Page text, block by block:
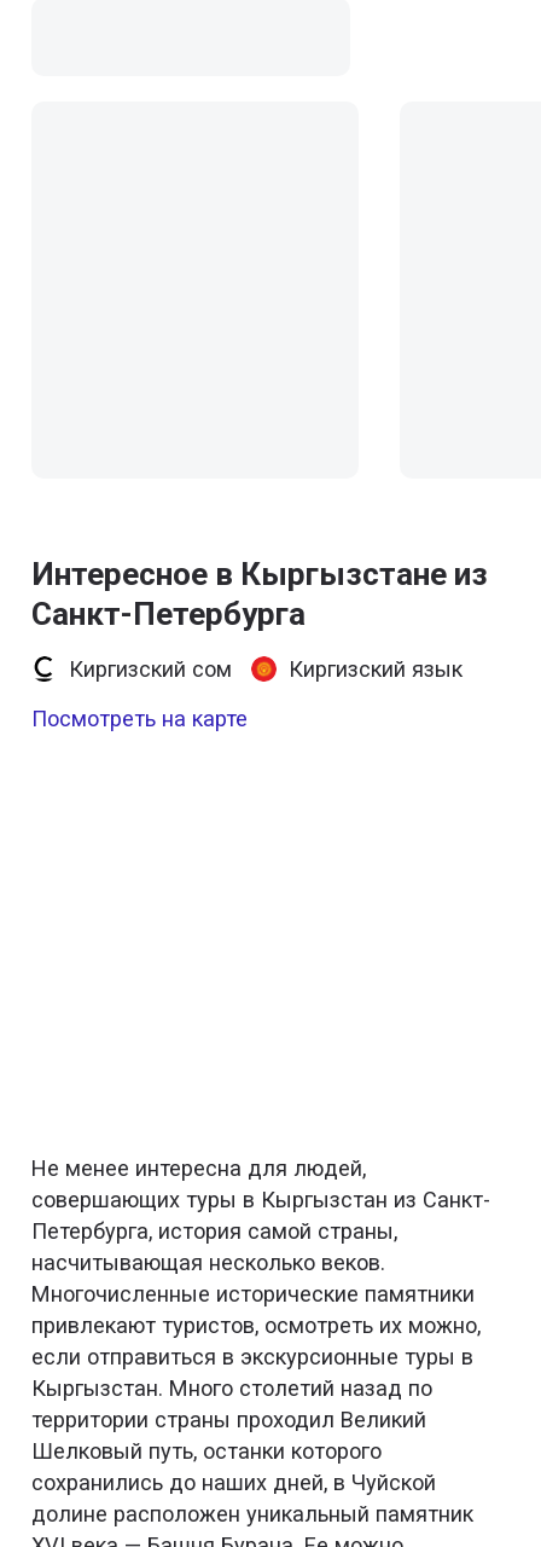
Интересное в Кыргызстане из
Санкт-Петербурга
Киргизский сом
Киргизский язык
Посмотреть на карте
Не менее интересна для людей,
совершающих туры в Кыргызстан из Санкт-
Петербурга, история самой страны,
насчитывающая несколько веков.
Многочисленные исторические памятники
привлекают туристов, осмотреть их можно,
если отправиться в экскурсионные туры в
Кыргызстан. Много столетий назад по
территории страны проходил Великий
Шелковый путь, останки которого
сохранились до наших дней, в Чуйской
долине расположен уникальный памятник